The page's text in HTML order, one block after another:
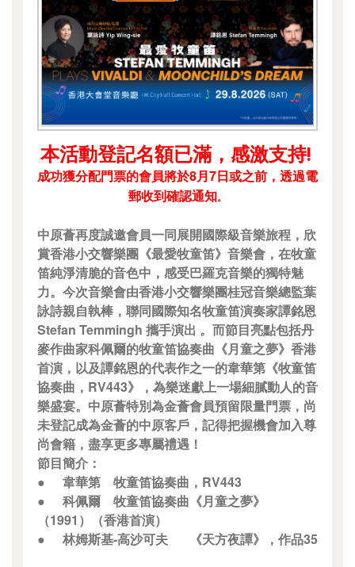
本活動登記名額已滿，感激支持!
成功獲分配門票的會員將於8月7日或之前，透過電
郵收到確認通知。
中原薈再度誠邀會員一同展開國際級音樂旅程，欣
賞香港小交響樂團《最愛牧童笛》音樂會，在牧童
笛純淨清脆的音色中，感受巴羅克音樂的獨特魅
力。今次音樂會由香港小交響樂團桂冠音樂總監葉
詠詩親自執棒，聯同國際知名牧童笛演奏家譚銘恩
Stefan Temmingh 攜手演出 。而節目亮點包括丹
麥作曲家科佩爾的牧童笛協奏曲《月童之夢》香港
首演，以及譚銘恩的代表作之一的韋華第《牧童笛
協奏曲，RV443》，為樂迷獻上一場細膩動人的音
樂盛宴。中原薈特別為金薈會員預留限量門票，尚
未登記成為金薈的中原客戶，記得把握機會加入尊
尚會籍，盡享更多專屬禮遇！
節目簡介：
●
韋華第
牧童笛協奏曲，RV443
●
科佩爾
牧童笛協奏曲《月童之夢》
（1991）（香港首演）
●
林姆斯基-高沙可夫 《天方夜譚》，作品35